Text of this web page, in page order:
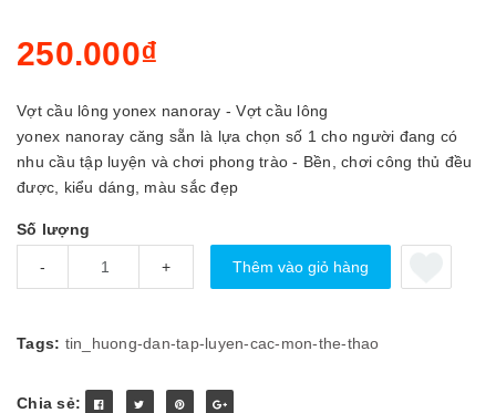
250.000₫
Vợt cầu lông yonex nanoray - Vợt cầu lông
yonex nanoray căng sẵn là lựa chọn số 1 cho người đang có
nhu cầu tập luyện và chơi phong trào - Bền, chơi công thủ đều
được, kiểu dáng, màu sắc đẹp
Số lượng
- + Thêm vào giỏ hàng
Tags: tin_huong-dan-tap-luyen-cac-mon-the-thao
Chia sẻ: